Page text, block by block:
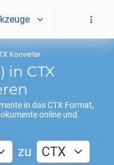
Konverter
in CTX
in dasCTX Format,
online und
zu CTX